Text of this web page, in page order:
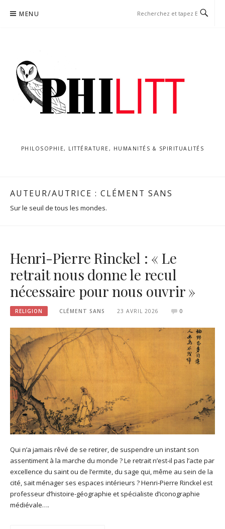
MENU
PHILOSOPHIE, LITTÉRATURE, HUMANITÉS & SPIRITUALITÉS
AUTEUR/AUTRICE : CLÉMENT SANS
Sur le seuil de tous les mondes.
Henri-Pierre Rinckel : « Le
retrait nous donne le recul
nécessaire pour nous ouvrir »
RELIGION CLÉMENT SANS 23 AVRIL 2026 0
Qui n’a jamais rêvé de se retirer, de suspendre un instant son
assentiment à la marche du monde ? Le retrait n’est-il pas l’acte par
excellence du saint ou de l’ermite, du sage qui, même au sein de la
cité, sait ménager ses espaces intérieurs ? Henri-Pierre Rinckel est
professeur d’histoire-géographie et spécialiste d’iconographie
médiévale….